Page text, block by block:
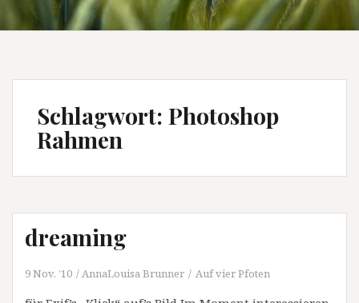
Schlagwort: Photoshop
Rahmen
dreaming
9 Nov. ’10 AnnaLouisa Brunner Auf vier Pfoten